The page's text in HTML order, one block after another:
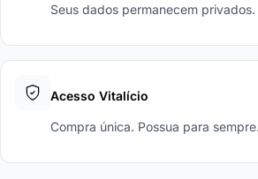
Seus dados permanecem
Acesso Vitalício
Compra única. Possua para sempre.